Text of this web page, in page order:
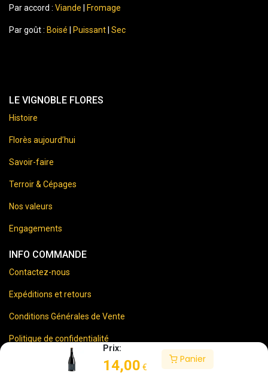
Prix:
14,00 €
Panier
Par accord : Viande Fromage
Par goût : Boisé Puissant Sec
LE VIGNOBLE FLORES
Histoire
Florès aujourd’hui
Savoir-faire
Terroir & Cépages
Nos valeurs
Engagements
INFO COMMANDE
Contactez-nous
Expéditions et retours
Conditions Générales de Vente
Politique de confidentialité
Mentions Légales